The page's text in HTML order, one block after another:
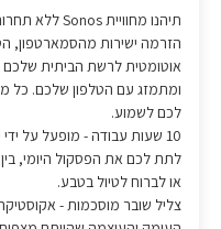
הזרמה ישירות
אוטומטית לרשת הביתית שלכם
ומתמזג עם הטלפון שלכם. כל
לכם לשמוע.
לתת לכם את הפסקול היומי,
או לברוח לטיול בטבע.
צליל שובר מוסכמות -